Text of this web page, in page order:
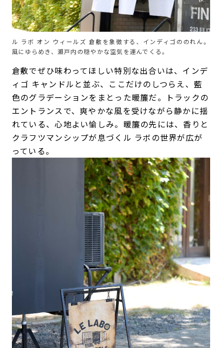
ル ラボ オン ウィールズ 倉敷を象徴する、インディゴののれん。
風にゆらめき、瀬戸内の穏やかな空気を運んでくる。
倉敷でぜひ味わってほしい特別な出合いは、インデ
ィゴ キャンドルと並ぶ、ここだけのしつらえ、藍
色のグラデーションをまとった暖簾だ。トラックの
エントランスで、爽やかな風を受けながら静かに揺
れている、心地よい愉しみ。暖簾の先には、香りと
クラフツマンシップが息づくル ラボの世界が広が
っている。